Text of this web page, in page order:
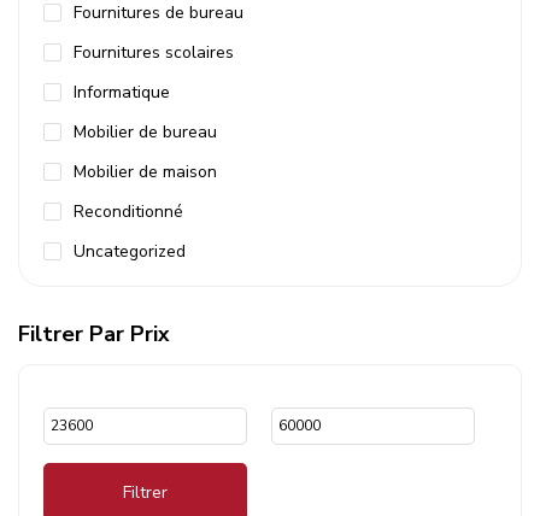
Fournitures de bureau
Fournitures scolaires
Informatique
Mobilier de bureau
Mobilier de maison
Reconditionné
Uncategorized
Filtrer Par Prix
Filtrer